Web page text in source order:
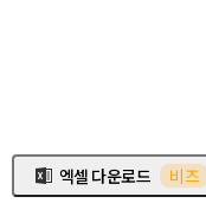
엑셀 다운로드 비즈